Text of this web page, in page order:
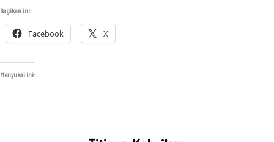
Bagikan ini:
Facebook X
Menyukai ini: